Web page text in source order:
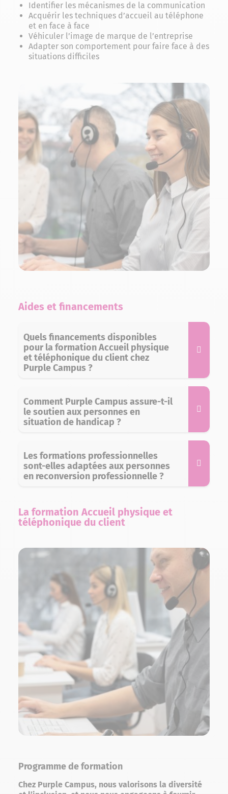
Identifier les mécanismes de la communication
Acquérir les techniques d’accueil au téléphone
et en face à face
Véhiculer l’image de marque de l’entreprise
Adapter son comportement pour faire face à des
situations difficiles
Aides et financements
Quels financements disponibles
pour la formation Accueil physique
et téléphonique​ du client chez
Purple Campus ?
Comment Purple Campus assure-t-il
le soutien aux personnes en
situation de handicap ?
Les formations professionnelles
sont-elles adaptées aux personnes
en reconversion professionnelle ?
La formation Accueil physique et
téléphonique​ du client
Programme de formation
Chez Purple Campus, nous valorisons la diversité